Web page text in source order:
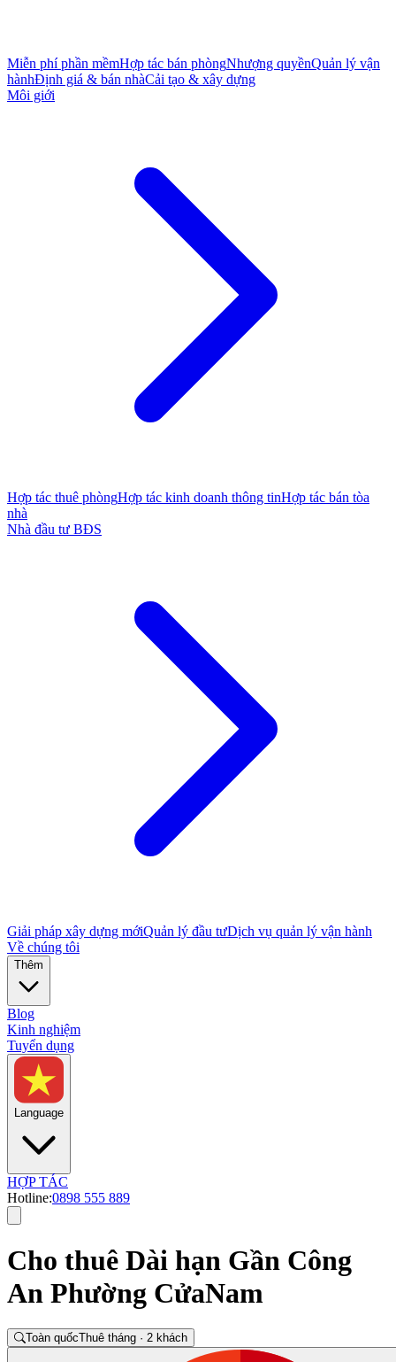
Miễn phí phần mềmHợp tác bán phòngNhượng quyềnQuản lý vận
hànhĐịnh giá & bán nhàCải tạo & xây dựng
Môi giới
Hợp tác thuê phòngHợp tác kinh doanh thông tinHợp tác bán tòa
nhà
Nhà đầu tư BĐS
Giải pháp xây dựng mớiQuản lý đầu tưDịch vụ quản lý vận hành
Về chúng tôi
Thêm
Blog
Kinh nghiệm
Tuyển dụng
Language
HỢP TÁC
Hotline:0898 555 889
Cho thuê Dài hạn Gần Công
An Phường CửaNam
Toàn quốcThuê tháng · 2 khách